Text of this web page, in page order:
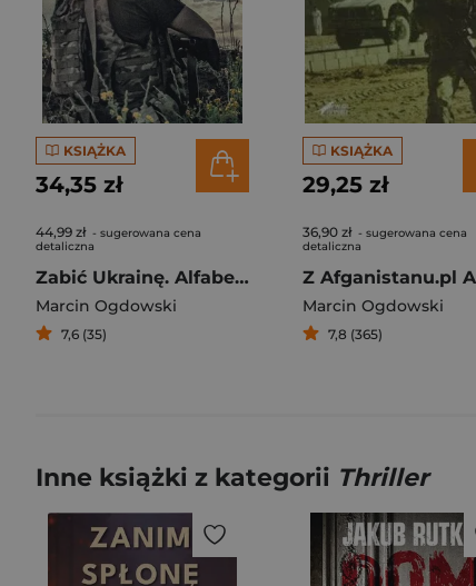
KSIĄŻKA
34,35 zł
44,99 zł - sugerowana cena
detaliczna
Zabić Ukrainę. Alfabet rosyjskiej agresji
Marcin Ogdowski
7,6 (35)
KSIĄŻKA
29,25 zł
36,90 zł - sugerowana cena
detaliczna
Marcin Ogdowski
7,8 (365)
Inne książki z kategorii Thriller